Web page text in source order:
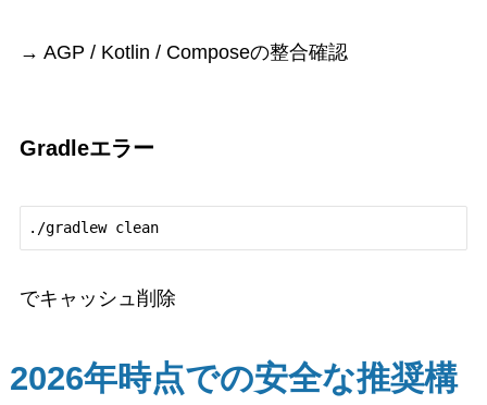
→ AGP / Kotlin / Composeの整合確認
Gradleエラー
./gradlew clean
でキャッシュ削除
2026年時点での安全な推奨構